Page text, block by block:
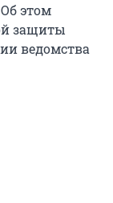
этом
защиты
ведомства